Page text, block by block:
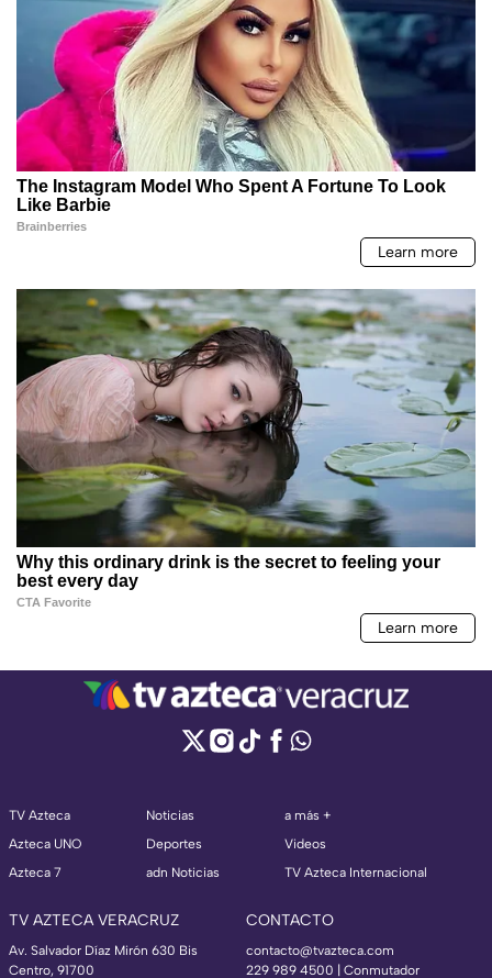
TV Azteca
Azteca UNO
Azteca 7
Noticias
Deportes
adn Noticias
a más +
Videos
TV Azteca Internacional
TV AZTECA VERACRUZ
Av. Salvador Díaz Mirón 630 Bis
Centro, 91700
CONTACTO
contacto@tvazteca.com
229 989 4500 | Conmutador